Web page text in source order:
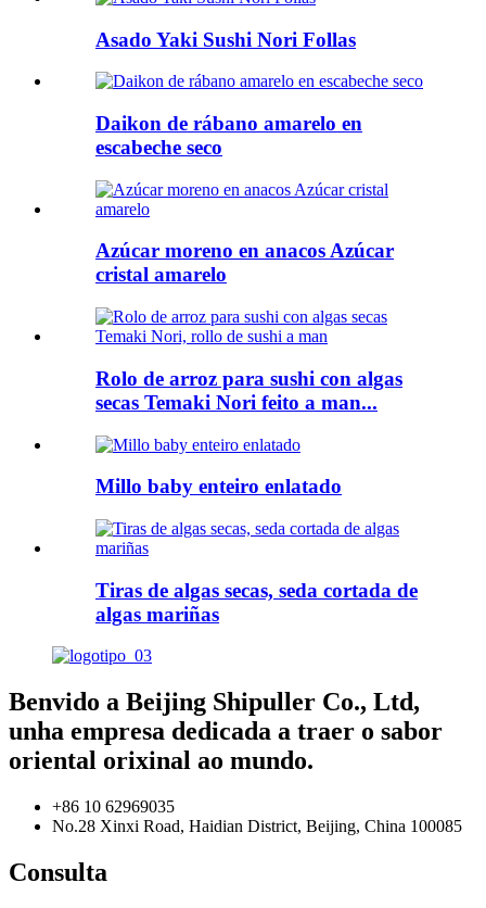
Asado Yaki Sushi Nori Follas
Daikon de rábano amarelo en
escabeche seco
Azúcar moreno en anacos Azúcar
cristal amarelo
Rolo de arroz para sushi con algas
secas Temaki Nori feito a man...
Millo baby enteiro enlatado
Tiras de algas secas, seda cortada de
algas mariñas
Benvido a Beijing Shipuller Co., Ltd,
unha empresa dedicada a traer o sabor
oriental orixinal ao mundo.
+86 10 62969035
No.28 Xinxi Road, Haidian District, Beijing, China 100085
Consulta